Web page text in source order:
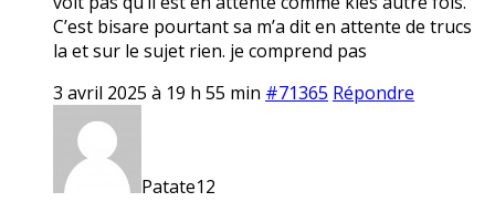
C’est bisare pourtant sa m’a dit en attente de trucs
la et sur le sujet rien. je comprend pas
3 avril 2025 à 19 h 55 min #71365 Répondre
Patate12